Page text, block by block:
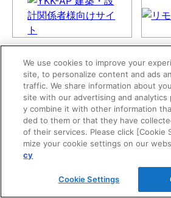
We use cookies to improve your
site, to personalize content and ads
traffic. We share information about
site with our advertising and analytics
y combine it with other information
ded to them or that they have
of their services. Please click [Cookie
mize your cookie settings on our
cy
Cookie Settings